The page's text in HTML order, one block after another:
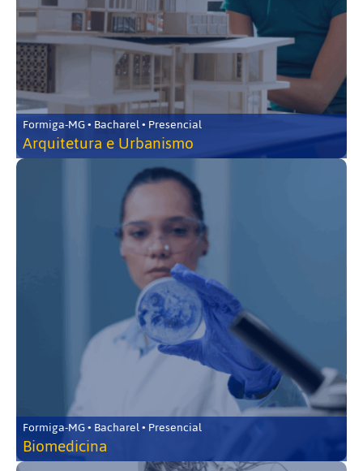
Formiga-MG • Bacharel • Presencial
Arquitetura e Urbanismo
Formiga-MG • Bacharel • Presencial
Biomedicina